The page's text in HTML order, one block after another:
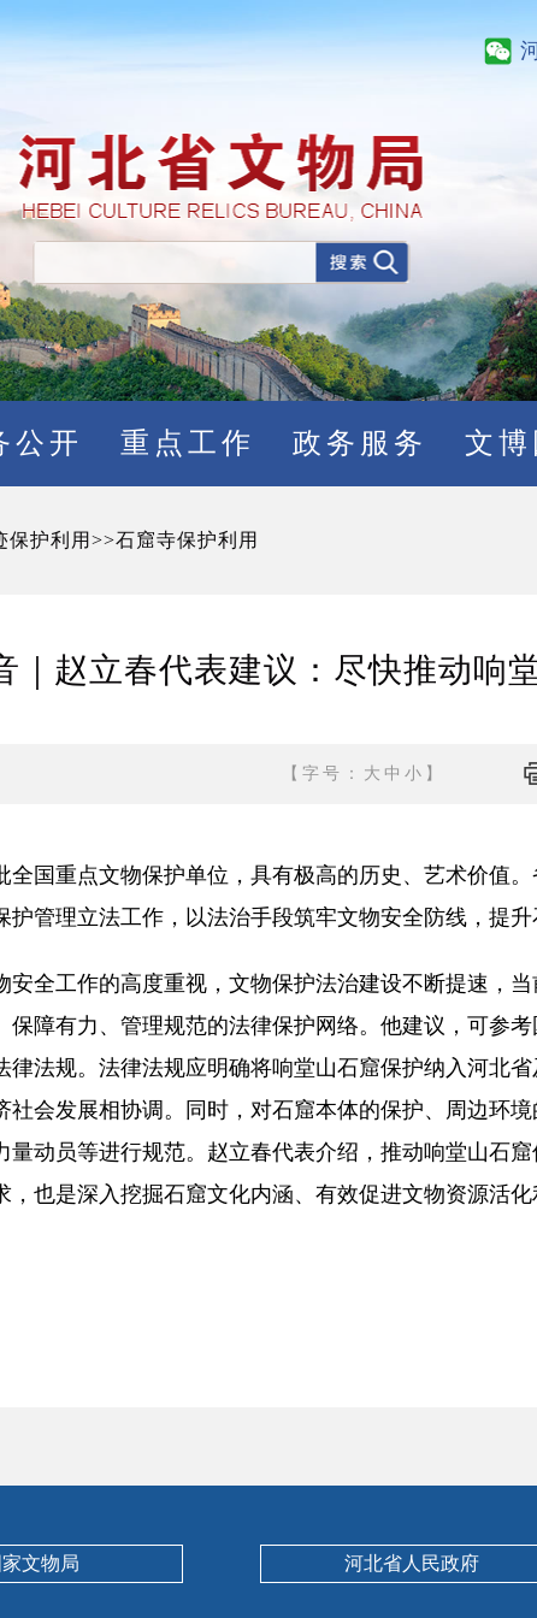
公开 重点工作 政务服务 文博
保护利用 >>石窟寺保护利用
｜赵立春代表建议：尽快推动响
【字号： 大 中 小 】
国重点文物保护单位，具有极高的历史、艺术价值。
管理立法工作，以法治手段筑牢文物安全防线，提升
工作的高度重视，文物保护法治建设不断提速，当
障有力、管理规范的法律保护网络。他建议，可参
法规。法律法规应明确将响堂山石窟保护纳入河北
会发展相协调。同时，对石窟本体的保护、周边环
动员等进行规范。赵立春代表介绍，推动响堂山石
也是深入挖掘石窟文化内涵、有效促进文物资源活
家文物局 河北省人民政府